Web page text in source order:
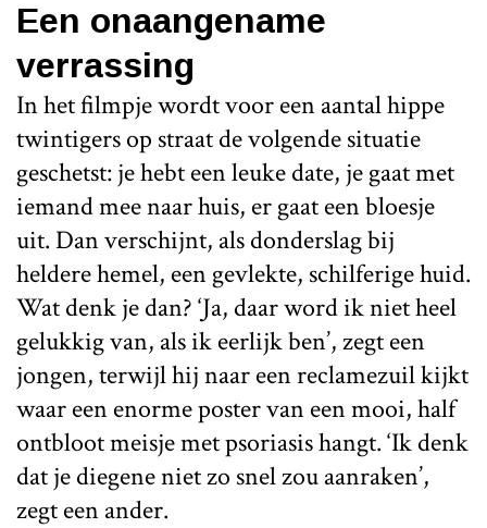
Een onaangename
verrassing
In het filmpje wordt voor een aantal hippe
twintigers op straat de volgende situatie
geschetst: je hebt een leuke date, je gaat met
iemand mee naar huis, er gaat een bloesje
uit. Dan verschijnt, als donderslag bij
heldere hemel, een gevlekte, schilferige huid.
Wat denk je dan? ‘Ja, daar word ik niet heel
gelukkig van, als ik eerlijk ben’, zegt een
jongen, terwijl hij naar een reclamezuil kijkt
waar een enorme poster van een mooi, half
ontbloot meisje met psoriasis hangt. ‘Ik denk
dat je diegene niet zo snel zou aanraken’,
zegt een ander.